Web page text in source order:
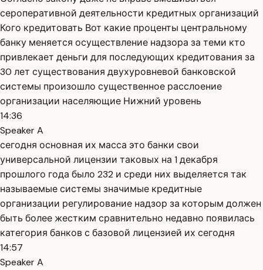
сероперативной деятельности кредитных организаций
Кого кредитовать Вот какие проценты центральному
банку меняется осуществление надзора за теми кто
привлекает деньги для последующих кредитования за
30 лет существования двухуровневой банковской
системы произошло существенное расслоение
организации населяющие Нижний уровень
14:36
Speaker A
сегодня основная их масса это банки свои
универсальной лицензии таковых на 1 декабря
прошлого года было 232 и среди них выделяется так
называемые системы значимые кредитные
организации регулирование надзор за которым должен
быть более жестким сравнительно недавно появилась
категория банков с базовой лицензией их сегодня
14:57
Speaker A